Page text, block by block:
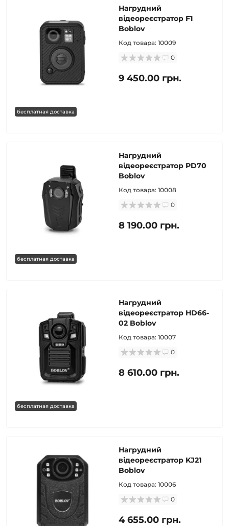
бесплатная доставка
Нагрудний
відеореєстратор F1
Boblov
Код товара: 10009
0
9 450.00 грн.
бесплатная доставка
Нагрудний
відеореєстратор PD70
Boblov
Код товара: 10008
0
8 190.00 грн.
бесплатная доставка
Нагрудний
відеореєстратор HD66-
02 Boblov
Код товара: 10007
0
8 610.00 грн.
Нагрудний
відеореєстратор KJ21
Boblov
Код товара: 10006
0
4 655.00 грн.